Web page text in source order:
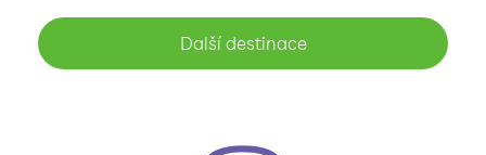
Další destinace